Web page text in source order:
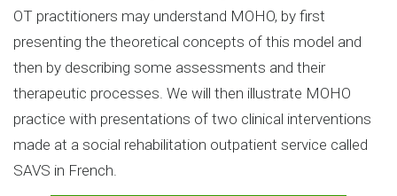
OT practitioners may understand MOHO, by first
presenting the theoretical concepts of this model and
then by describing some assessments and their
therapeutic processes. We will then illustrate MOHO
practice with presentations of two clinical interventions
made at a social rehabilitation outpatient service called
SAVS in French.